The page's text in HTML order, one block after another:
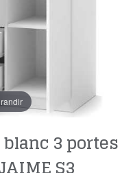
3 portes